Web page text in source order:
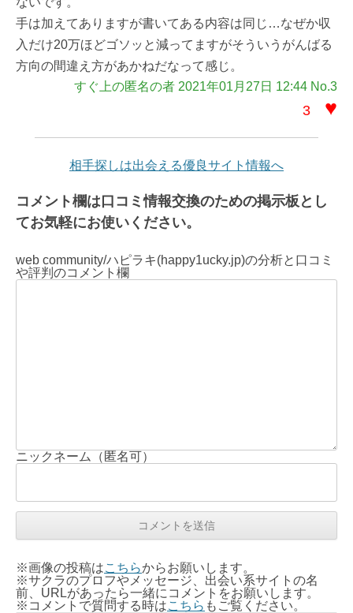
手は加えてありますが書いてある内容は同じ…なぜか収
入だけ20万ほどゴソッと減ってますがそういうがんばる
方向の間違え方があかねだなって感じ。
すぐ上の匿名の者 2021年01月27日 12:44 No.3
3 ♥
相手探しは出会える優良サイト情報へ
コメント欄は口コミ情報交換のための掲示板とし
てお気軽にお使いください。
web community/ハピラキ(happy1ucky.jp)の分析と口コミ
や評判のコメント欄
ニックネーム（匿名可）
※画像の投稿はこちらからお願いします。
※サクラのプロフやメッセージ、出会い系サイトの名
前、URLがあったら一緒にコメントをお願いします。
※コメントで質問する時はこちら もご覧ください。